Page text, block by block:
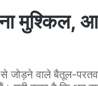
मुश्किल,
से जोड़ने वाले बैतूल-